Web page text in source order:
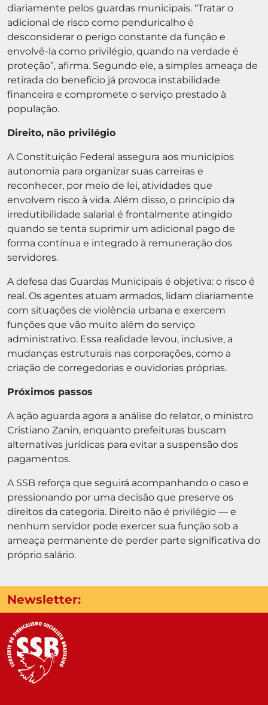
diariamente pelos guardas municipais. “Tratar o
adicional de risco como penduricalho é
desconsiderar o perigo constante da função e
envolvê-la como privilégio, quando na verdade é
proteção”, afirma. Segundo ele, a simples ameaça de
retirada do benefício já provoca instabilidade
financeira e compromete o serviço prestado à
população.
Direito, não privilégio
A Constituição Federal assegura aos municípios
autonomia para organizar suas carreiras e
reconhecer, por meio de lei, atividades que
envolvem risco à vida. Além disso, o princípio da
irredutibilidade salarial é frontalmente atingido
quando se tenta suprimir um adicional pago de
forma contínua e integrado à remuneração dos
servidores.
A defesa das Guardas Municipais é objetiva: o risco é
real. Os agentes atuam armados, lidam diariamente
com situações de violência urbana e exercem
funções que vão muito além do serviço
administrativo. Essa realidade levou, inclusive, a
mudanças estruturais nas corporações, como a
criação de corregedorias e ouvidorias próprias.
Próximos passos
A ação aguarda agora a análise do relator, o ministro
Cristiano Zanin, enquanto prefeituras buscam
alternativas jurídicas para evitar a suspensão dos
pagamentos.
A SSB reforça que seguirá acompanhando o caso e
pressionando por uma decisão que preserve os
direitos da categoria. Direito não é privilégio — e
nenhum servidor pode exercer sua função sob a
ameaça permanente de perder parte significativa do
próprio salário.
Newsletter: